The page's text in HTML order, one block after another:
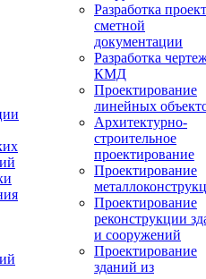
Разработка
сметной
документации
Разработка
КМД
Проектирование
линейных
Архитектурно-
строительное
проектирование
Проектирование
Проектирование
реконструкции
и сооружений
Проектирование
зданий из